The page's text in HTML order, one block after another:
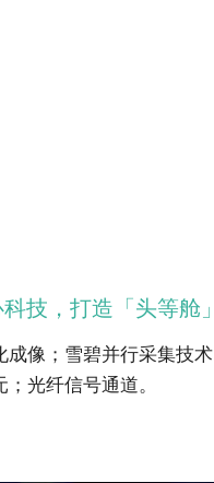
技，打造「头等舱
成像；雪碧并行采集技
；光纤信号通道。